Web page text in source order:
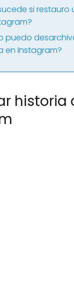
si restauro
puedo
en Instagram?
historia